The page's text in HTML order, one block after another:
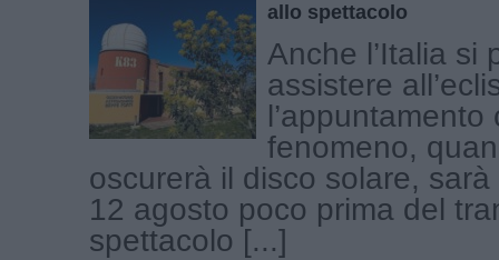
allo spettacolo
Anche l’Italia si
assistere
l’appuntamento
fenomeno,
oscurerà il disco solare,
12 agosto poco prima del
spettacolo [...]